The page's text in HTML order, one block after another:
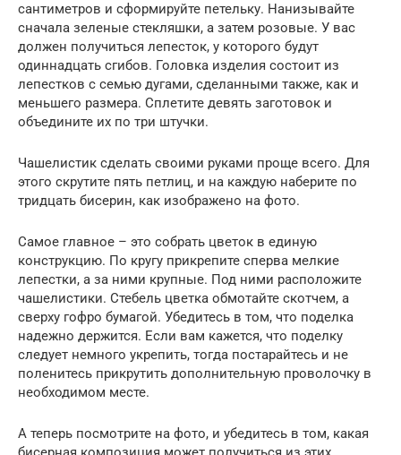
сантиметров и сформируйте петельку. Нанизывайте
сначала зеленые стекляшки, а затем розовые. У вас
должен получиться лепесток, у которого будут
одиннадцать сгибов. Головка изделия состоит из
лепестков с семью дугами, сделанными также, как и
меньшего размера. Сплетите девять заготовок и
объедините их по три штучки.
Чашелистик сделать своими руками проще всего. Для
этого скрутите пять петлиц, и на каждую наберите по
тридцать бисерин, как изображено на фото.
Самое главное – это собрать цветок в единую
конструкцию. По кругу прикрепите сперва мелкие
лепестки, а за ними крупные. Под ними расположите
чашелистики. Стебель цветка обмотайте скотчем, а
сверху гофро бумагой. Убедитесь в том, что поделка
надежно держится. Если вам кажется, что поделку
следует немного укрепить, тогда постарайтесь и не
поленитесь прикрутить дополнительную проволочку в
необходимом месте.
А теперь посмотрите на фото, и убедитесь в том, какая